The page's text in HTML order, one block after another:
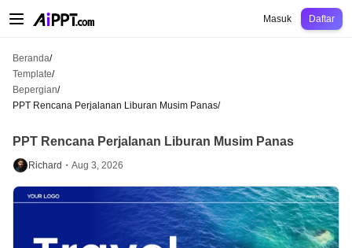
PendidikanGuru
Masuk Daftar
Beranda/
Template/
Bepergian/
PPT Rencana Perjalanan Liburan Musim Panas/
PPT Rencana Perjalanan Liburan Musim Panas
Richard・ Aug 3, 2026